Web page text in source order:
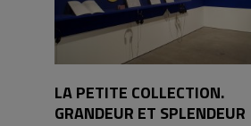
LA PETITE COLLECTION.
GRANDEUR ET SPLENDEUR